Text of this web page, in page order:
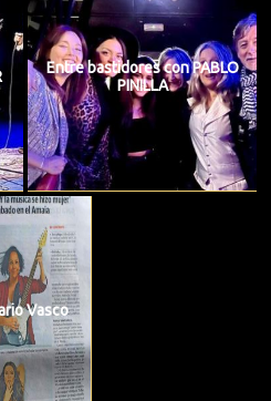
Entre bastidores con PABLO
PINILLA
Vasco